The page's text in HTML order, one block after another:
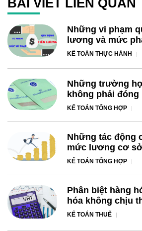
Những vi phạm
lương và mức
KẾ TOÁN THỰC HÀNH
Những trường
không phải
KẾ TOÁN TỔNG HỢP
Những tác động
mức lương cơ
KẾ TOÁN TỔNG HỢP
Phân biệt hàng
hóa không chịu
KẾ TOÁN THUẾ